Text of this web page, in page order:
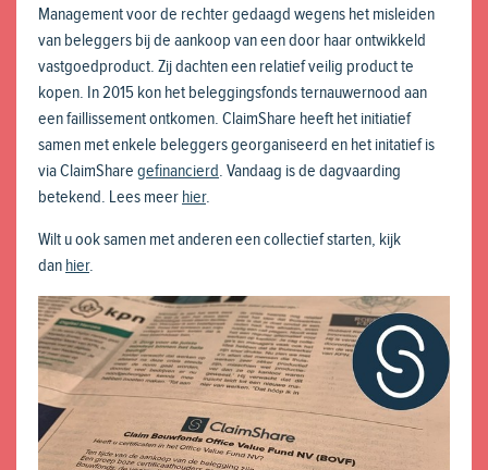
Management voor de rechter gedaagd wegens het misleiden
van beleggers bij de aankoop van een door haar ontwikkeld
vastgoedproduct. Zij dachten een relatief veilig product te
kopen. In 2015 kon het beleggingsfonds ternauwernood aan
een faillissement ontkomen. ClaimShare heeft het initiatief
samen met enkele beleggers georganiseerd en het initatief is
via ClaimShare gefinancierd. Vandaag is de dagvaarding
betekend. Lees meer hier.
Wilt u ook samen met anderen een collectief starten, kijk
dan hier.